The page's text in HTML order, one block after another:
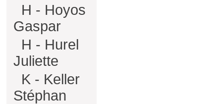
H - Hoyos
Gaspar
H - Hurel
Juliette
K - Keller
Stéphan